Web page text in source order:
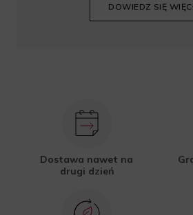
DOWIEDZ SIĘ
Dostawa nawet na
drugi dzień